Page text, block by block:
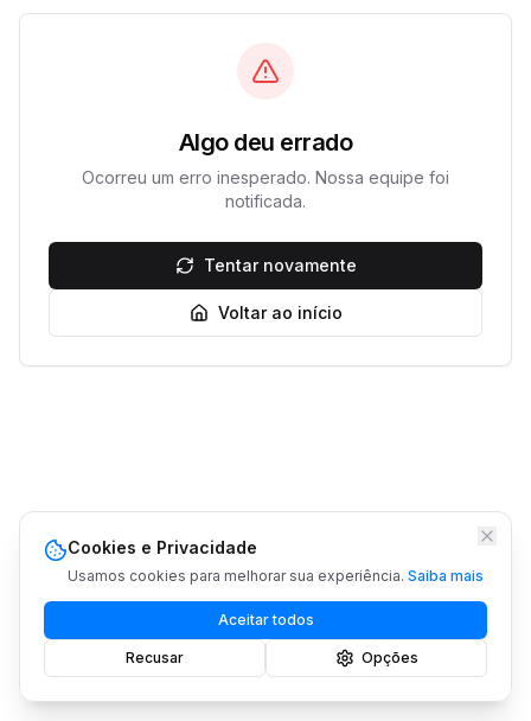
Algo deu errado
Ocorreu um erro inesperado. Nossa equipe foi
notificada.
Tentar novamente
Voltar ao início
Cookies e Privacidade
Usamos cookies para melhorar sua experiência. Saiba mais
Aceitar todos
Recusar Opções